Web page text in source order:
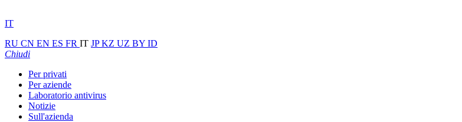
IT
RU CN EN ES FR IT JPKZ UZ BY ID
Chiudi
Per privati
Per aziende
Laboratorio antivirus
Notizie
Sull'azienda